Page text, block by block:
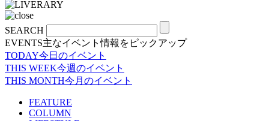
SEARCH
EVENTS主なイベント情報をピックアップ
TODAY今日のイベント
THIS WEEK今週のイベント
THIS MONTH今月のイベント
FEATURE
COLUMN